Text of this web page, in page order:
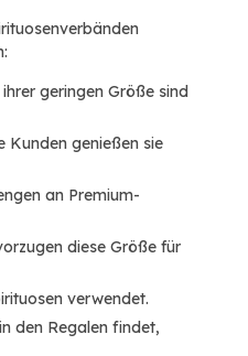
geringen Größe sind
Kunden genießen sie
an Premium-
diese Größe für
verwendet.
den Regalen findet,